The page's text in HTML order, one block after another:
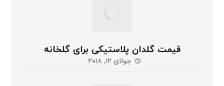
قیمت گلدان پلاستیکی برای گلخانه
جولای ۱۲, ۲۰۱۸